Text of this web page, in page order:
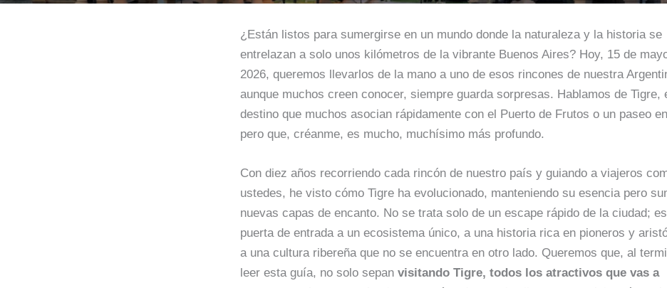
¿Están listos para sumergirse en un mundo donde la naturaleza y la historia se
entrelazan a solo unos kilómetros de la vibrante Buenos Aires? Hoy, 15 de
2026, queremos llevarlos de la mano a uno de esos rincones de nuestra
aunque muchos creen conocer, siempre guarda sorpresas. Hablamos de Tigre,
destino que muchos asocian rápidamente con el Puerto de Frutos o un paseo
pero que, créanme, es mucho, muchísimo más profundo.
Con diez años recorriendo cada rincón de nuestro país y guiando a viajeros
ustedes, he visto cómo Tigre ha evolucionado, manteniendo su esencia pero
nuevas capas de encanto. No se trata solo de un escape rápido de la ciudad;
puerta de entrada a un ecosistema único, a una historia rica en pioneros y
a una cultura ribereña que no se encuentra en otro lado. Queremos que, al
leer esta guía, no solo sepan visitando Tigre, todos los atractivos que vas a